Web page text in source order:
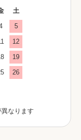
土
5
12
19
26
なります